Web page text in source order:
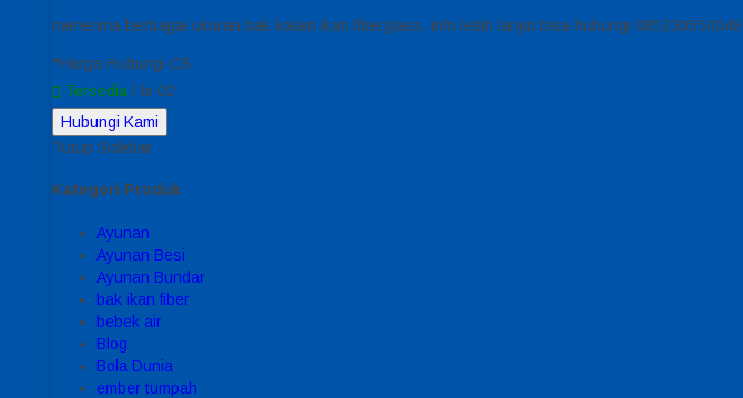
menerima berbagai ukuran bak kolam ikan fiberglass. info lebih lanjut bisa hubungi 085230550048
*Harga Hubungi CS
Tersedia / bi 02
Hubungi Kami
Tutup Sidebar
Kategori Produk
Ayunan
Ayunan Besi
Ayunan Bundar
bak ikan fiber
bebek air
Blog
Bola Dunia
ember tumpah